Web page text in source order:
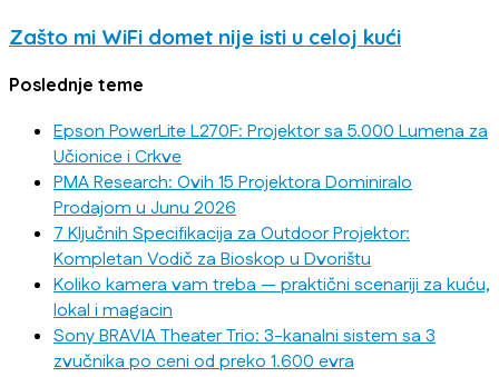
Zašto mi WiFi domet nije isti u celoj kući
Poslednje teme
Epson PowerLite L270F: Projektor sa 5.000 Lumena za
Učionice i Crkve
PMA Research: Ovih 15 Projektora Dominiralo
Prodajom u Junu 2026
7 Ključnih Specifikacija za Outdoor Projektor:
Kompletan Vodič za Bioskop u Dvorištu
Koliko kamera vam treba — praktični scenariji za kuću,
lokal i magacin
Sony BRAVIA Theater Trio: 3-kanalni sistem sa 3
zvučnika po ceni od preko 1.600 evra